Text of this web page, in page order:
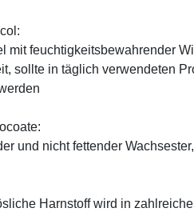
mit feuchtigkeitsbewahrender
sollte in täglich verwendeten
und nicht fettender
Harnstoff wird in